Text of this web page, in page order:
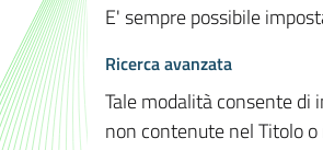
E' sempre possibile
Ricerca avanzata
Tale modalità consente di
non contenute nel Titolo